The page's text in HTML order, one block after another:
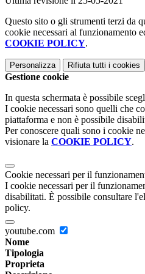
Questo sito o gli strumenti terzi da
cookie necessari al funzionamento
COOKIE POLICY.
Personalizza Rifiuta tutti i cookies
Gestione cookie
In questa schermata è possibile
I cookie necessari sono quelli che
piattaforma e non è possibile
Per conoscere quali sono i cookie
visionare la COOKIE POLICY.
Cookie necessari per il
I cookie necessari per il
disabilitati. È possibile consultare
policy.
youtube.com
Nome
Tipologia
Proprieta